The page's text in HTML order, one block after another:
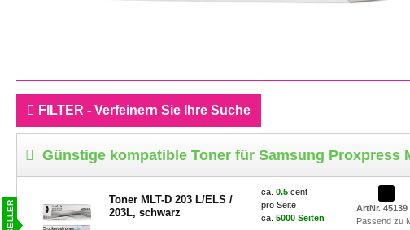
FILTER - Verfeinern Sie Ihre Suche
Günstige kompatible Toner für Samsung Proxpress
Toner MLT-D 203 L/ELS /
203L, schwarz
ca.0.5cent
pro Seite
ca.5000 Seiten
ArtNr. 45139
Passend zu